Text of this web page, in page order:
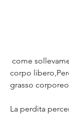
corpo
grasso
La perdita